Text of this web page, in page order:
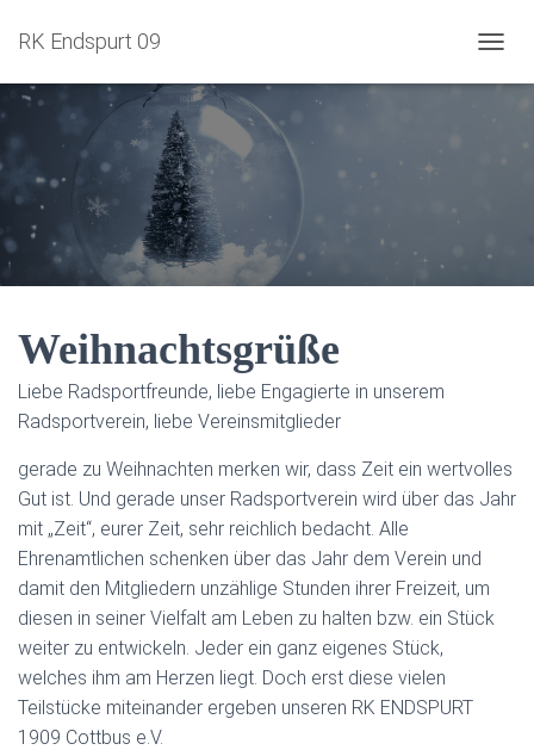
RK Endspurt 09
Weihnachtsgrüße
Liebe Radsportfreunde, liebe Engagierte in unserem
Radsportverein, liebe Vereinsmitglieder
gerade zu Weihnachten merken wir, dass Zeit ein wertvolles
Gut ist. Und gerade unser Radsportverein wird über das Jahr
mit „Zeit“, eurer Zeit, sehr reichlich bedacht. Alle
Ehrenamtlichen schenken über das Jahr dem Verein und
damit den Mitgliedern unzählige Stunden ihrer Freizeit, um
diesen in seiner Vielfalt am Leben zu halten bzw. ein Stück
weiter zu entwickeln. Jeder ein ganz eigenes Stück,
welches ihm am Herzen liegt. Doch erst diese vielen
Teilstücke miteinander ergeben unseren RK ENDSPURT
1909 Cottbus e.V.